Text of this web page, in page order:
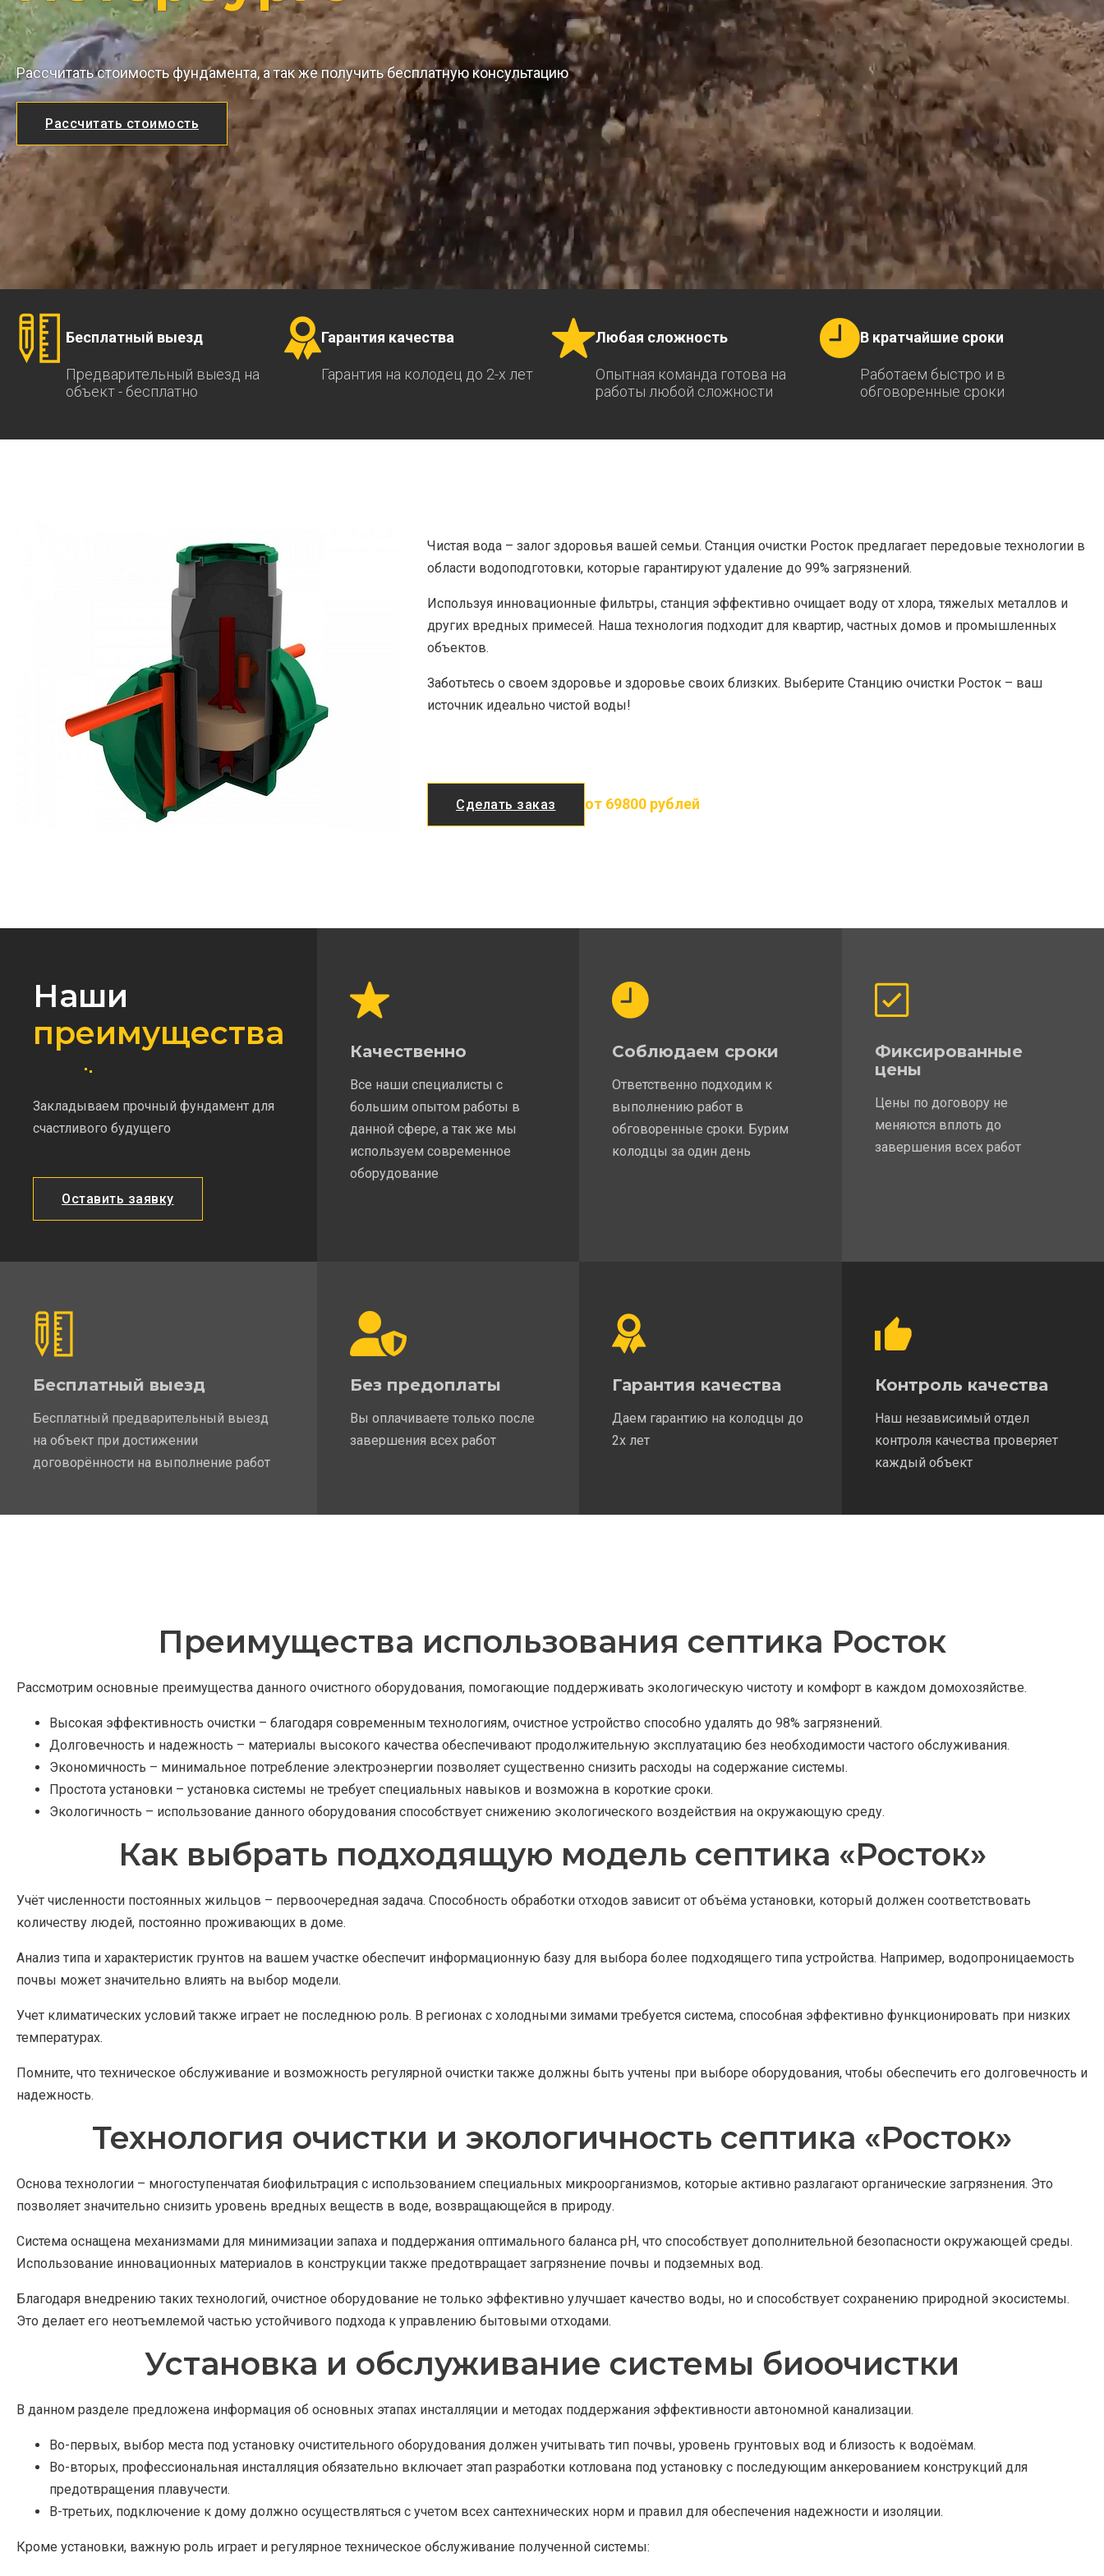
Рассчитать стоимость фундамента, а так же получить бесплатную консультацию
Рассчитать стоимость
Бесплатный выезд
Предварительный выезд на
объект - бесплатно
Гарантия качества
Гарантия на колодец до 2-х лет
Любая сложность
Опытная команда готова на
работы любой сложности
В кратчайшие сроки
Работаем быстро и в
обговоренные сроки
Чистая вода – залог здоровья вашей семьи. Станция очистки Росток предлагает передовые технологии в
области водоподготовки, которые гарантируют удаление до 99% загрязнений.
Используя инновационные фильтры, станция эффективно очищает воду от хлора, тяжелых металлов и
других вредных примесей. Наша технология подходит для квартир, частных домов и промышленных
объектов.
Заботьтесь о своем здоровье и здоровье своих близких. Выберите Станцию очистки Росток – ваш
источник идеально чистой воды!
Сделать заказ от 69800 рублей
Наши
преимущества
Закладываем прочный фундамент для
счастливого будущего
Оставить заявку
Качественно
Все наши специалисты с
большим опытом работы в
данной сфере, а так же мы
используем современное
оборудование
Соблюдаем сроки
Ответственно подходим к
выполнению работ в
обговоренные сроки. Бурим
колодцы за один день
Фиксированные
цены
Цены по договору не
меняются вплоть до
завершения всех работ
Бесплатный выезд
Бесплатный предварительный выезд
на объект при достижении
договорённости на выполнение работ
Без предоплаты
Вы оплачиваете только после
завершения всех работ
Гарантия качества
Даем гарантию на колодцы до
2х лет
Контроль качества
Наш независимый отдел
контроля качества проверяет
каждый объект
Преимущества использования септика Росток
Рассмотрим основные преимущества данного очистного оборудования, помогающие поддерживать экологическую чистоту и комфорт в каждом домохозяйстве.
Высокая эффективность очистки – благодаря современным технологиям, очистное устройство способно удалять до 98% загрязнений.
Долговечность и надежность – материалы высокого качества обеспечивают продолжительную эксплуатацию без необходимости частого обслуживания.
Экономичность – минимальное потребление электроэнергии позволяет существенно снизить расходы на содержание системы.
Простота установки – установка системы не требует специальных навыков и возможна в короткие сроки.
Экологичность – использование данного оборудования способствует снижению экологического воздействия на окружающую среду.
Как выбрать подходящую модель септика «Росток»
Учёт численности постоянных жильцов – первоочередная задача. Способность обработки отходов зависит от объёма установки, который должен соответствовать
количеству людей, постоянно проживающих в доме.
Анализ типа и характеристик грунтов на вашем участке обеспечит информационную базу для выбора более подходящего типа устройства. Например, водопроницаемость
почвы может значительно влиять на выбор модели.
Учет климатических условий также играет не последнюю роль. В регионах с холодными зимами требуется система, способная эффективно функционировать при низких
температурах.
Помните, что техническое обслуживание и возможность регулярной очистки также должны быть учтены при выборе оборудования, чтобы обеспечить его долговечность и
надежность.
Технология очистки и экологичность септика «Росток»
Основа технологии – многоступенчатая биофильтрация с использованием специальных микроорганизмов, которые активно разлагают органические загрязнения. Это
позволяет значительно снизить уровень вредных веществ в воде, возвращающейся в природу.
Система оснащена механизмами для минимизации запаха и поддержания оптимального баланса pH, что способствует дополнительной безопасности окружающей среды.
Использование инновационных материалов в конструкции также предотвращает загрязнение почвы и подземных вод.
Благодаря внедрению таких технологий, очистное оборудование не только эффективно улучшает качество воды, но и способствует сохранению природной экосистемы.
Это делает его неотъемлемой частью устойчивого подхода к управлению бытовыми отходами.
Установка и обслуживание системы биоочистки
В данном разделе предложена информация об основных этапах инсталляции и методах поддержания эффективности автономной канализации.
Во-первых, выбор места под установку очистительного оборудования должен учитывать тип почвы, уровень грунтовых вод и близость к водоёмам.
Во-вторых, профессиональная инсталляция обязательно включает этап разработки котлована под установку с последующим анкерованием конструкций для
предотвращения плавучести.
В-третьих, подключение к дому должно осуществляться с учетом всех сантехнических норм и правил для обеспечения надежности и изоляции.
Кроме установки, важную роль играет и регулярное техническое обслуживание полученной системы: